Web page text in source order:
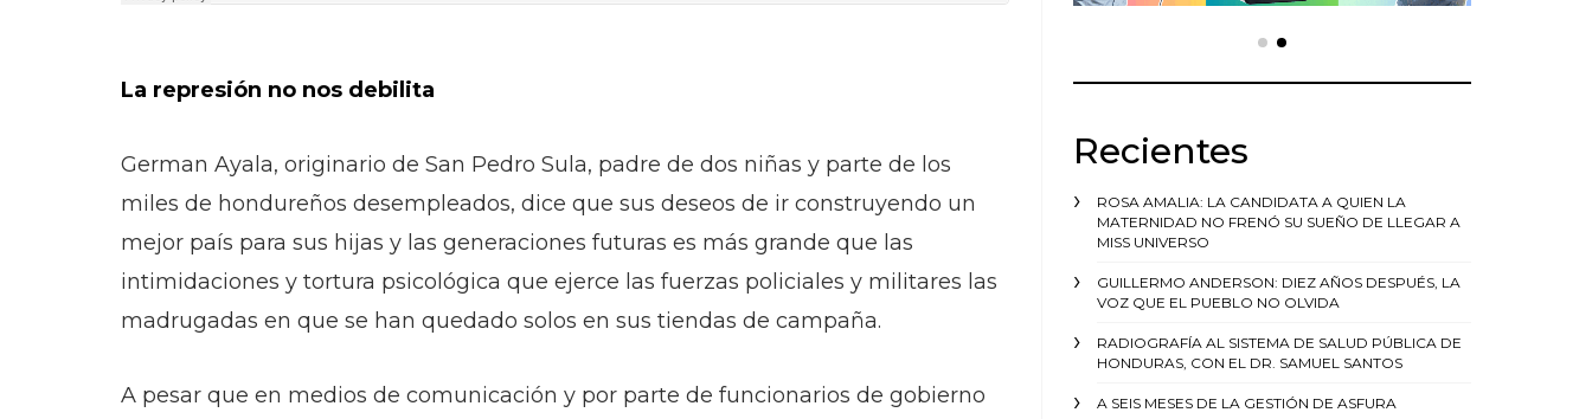
La represión no nos debilita
German Ayala, originario de San Pedro Sula, padre de dos niñas y parte de los
miles de hondureños desempleados, dice que sus deseos de ir construyendo un
mejor país para sus hijas y las generaciones futuras es más grande que las
intimidaciones y tortura psicológica que ejerce las fuerzas policiales y militares las
madrugadas en que se han quedado solos en sus tiendas de campaña.
A pesar que en medios de comunicación y por parte de funcionarios de gobierno
Recientes
ROSA AMALIA: LA CANDIDATA A QUIEN LA
MATERNIDAD NO FRENÓ SU SUEÑO DE LLEGAR A
MISS UNIVERSO
GUILLERMO ANDERSON: DIEZ AÑOS DESPUÉS, LA
VOZ QUE EL PUEBLO NO OLVIDA
RADIOGRAFÍA AL SISTEMA DE SALUD PÚBLICA DE
HONDURAS, CON EL DR. SAMUEL SANTOS
A SEIS MESES DE LA GESTIÓN DE ASFURA